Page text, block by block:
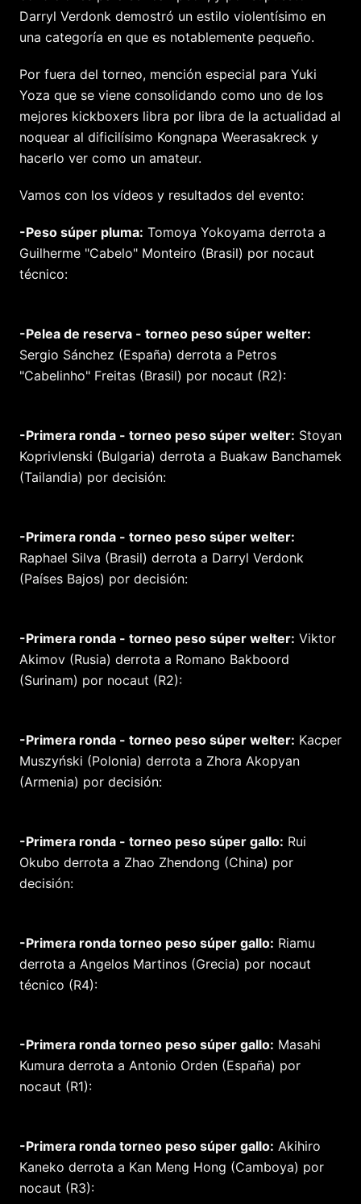
Darryl Verdonk demostró un estilo violentísimo en
una categoría en que es notablemente pequeño.
Por fuera del torneo, mención especial para Yuki
Yoza que se viene consolidando como uno de los
mejores kickboxers libra por libra de la actualidad al
noquear al dificilísimo Kongnapa Weerasakreck y
hacerlo ver como un amateur.
Vamos con los vídeos y resultados del evento:
-Peso súper pluma: Tomoya Yokoyama derrota a
Guilherme "Cabelo" Monteiro (Brasil) por nocaut
técnico:
-Pelea de reserva - torneo peso súper welter:
Sergio Sánchez (España) derrota a Petros
"Cabelinho" Freitas (Brasil) por nocaut (R2):
-Primera ronda - torneo peso súper welter: Stoyan
Koprivlenski (Bulgaria) derrota a Buakaw Banchamek
(Tailandia) por decisión:
-Primera ronda - torneo peso súper welter:
Raphael Silva (Brasil) derrota a Darryl Verdonk
(Países Bajos) por decisión:
-Primera ronda - torneo peso súper welter: Viktor
Akimov (Rusia) derrota a Romano Bakboord
(Surinam) por nocaut (R2):
-Primera ronda - torneo peso súper welter: Kacper
Muszyński (Polonia) derrota a Zhora Akopyan
(Armenia) por decisión:
-Primera ronda - torneo peso súper gallo: Rui
Okubo derrota a Zhao Zhendong (China) por
decisión:
-Primera ronda torneo peso súper gallo: Riamu
derrota a Angelos Martinos (Grecia) por nocaut
técnico (R4):
-Primera ronda torneo peso súper gallo: Masahi
Kumura derrota a Antonio Orden (España) por
nocaut (R1):
-Primera ronda torneo peso súper gallo: Akihiro
Kaneko derrota a Kan Meng Hong (Camboya) por
nocaut (R3):